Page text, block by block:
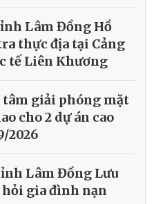
Lâm Đồng Hồ
thực địa tại Cảng
tế Liên Khương
giải phóng mặt
cho 2 dự án cao
2026
Lâm Đồng Lưu
gia đình nạn